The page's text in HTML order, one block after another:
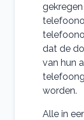
dat de
van hun
worden.
Alle in